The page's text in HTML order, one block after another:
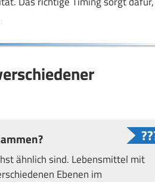
ähnlich sind. Lebensmittel mit
Ebenen im